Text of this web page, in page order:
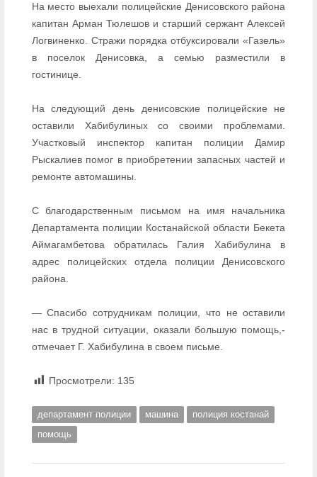
На место выехали полицейские Денисовского района
капитан Арман Тюлешов и старший сержант Алексей
Логвиненко. Стражи порядка отбуксировали «Газель»
в поселок Денисовка, а семью разместили в
гостинице.
На следующий день денисовские полицейские не
оставили Хабибулиных со своими проблемами.
Участковый инспектор капитан полиции Дамир
Рыскалиев помог в приобретении запасных частей и
ремонте автомашины.
С благодарственным письмом на имя начальника
Департамента полиции Костанайской области Бекета
Аймагамбетова обратилась Галия Хабибулина в
адрес полицейских отдела полиции Денисовского
района.
— Спасибо сотрудникам полиции, что не оставили
нас в трудной ситуации, оказали большую помощь,-
отмечает Г. Хабибулина в своем письме.
Просмотрели: 135
департамент полиции машина
полиция костанай
помощь